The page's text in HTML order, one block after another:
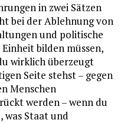
in zwei Sätzen
bei der Ablehnung von
und politische
bilden müssen,
wirklich überzeugt
Seite stehst – gegen
Menschen
werden – wenn du
was Staat und